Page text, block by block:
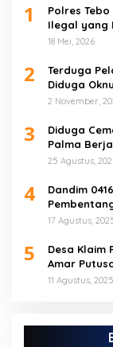
1
Polres Tebo
Ilegal yang
18 Mei, 2026
2
Terduga
Diduga
Tebo
2 November,
3
Diduga
Palma
25 Agustus,
4
Dandim
Peringatan
17 Agustus,
5
Desa Klaim
Amar
(NO)
11 Agustus, 2025